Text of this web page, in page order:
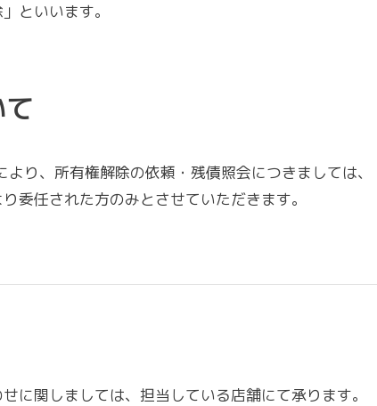
といいます。
り、所有権解除の依頼・残債照会につきましては、
委任された方のみとさせていただきます。
に関しましては、担当している店舗にて承ります。